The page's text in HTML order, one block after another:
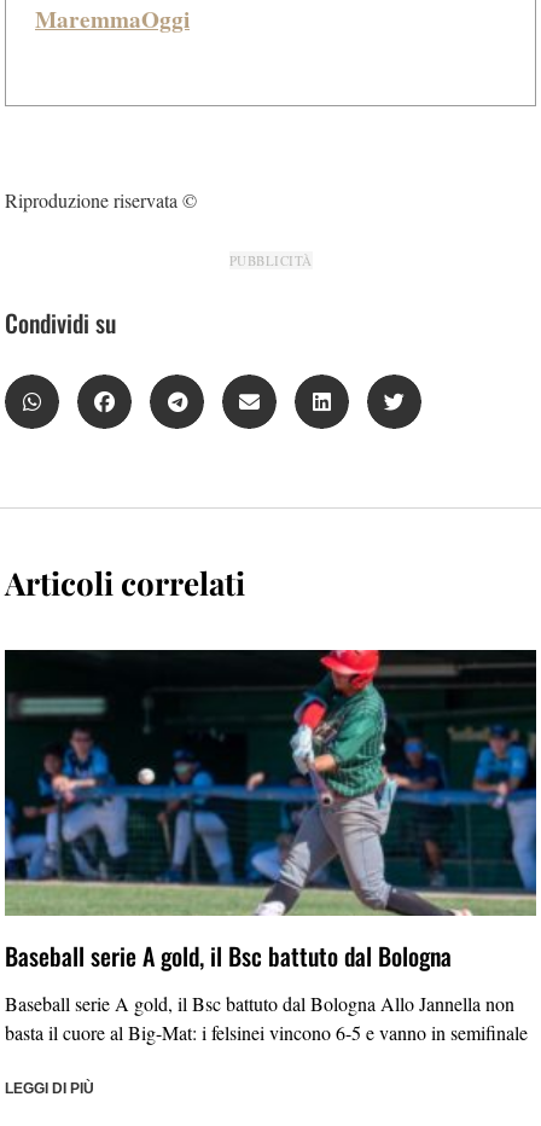
MaremmaOggi
Riproduzione riservata ©
PUBBLICITÀ
Condividi su
Articoli correlati
Baseball serie A gold, il Bsc battuto dal Bologna
Baseball serie A gold, il Bsc battuto dal Bologna Allo Jannella non
basta il cuore al Big-Mat: i felsinei vincono 6-5 e vanno in semifinale
LEGGI DI PIÙ